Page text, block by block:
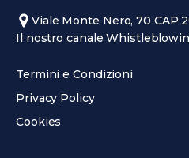
Viale Monte Nero, 70 CAP
Il nostro canale
Termini e Condizioni
Privacy Policy
Cookies